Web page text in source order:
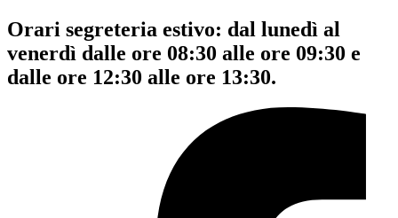
Orari segreteria estivo: dal lunedì al
venerdì dalle ore 08:30 alle ore 09:30 e
dalle ore 12:30 alle ore 13:30.